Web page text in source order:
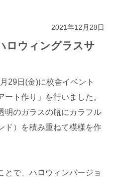
2021年12月28日
ロウィングラスサ
29日(金)に校舎イベント
ート作り」を行いました。
明のガラスの瓶にカラフル
ド）を積み重ねて模様を作
とで、ハロウィンバージョ